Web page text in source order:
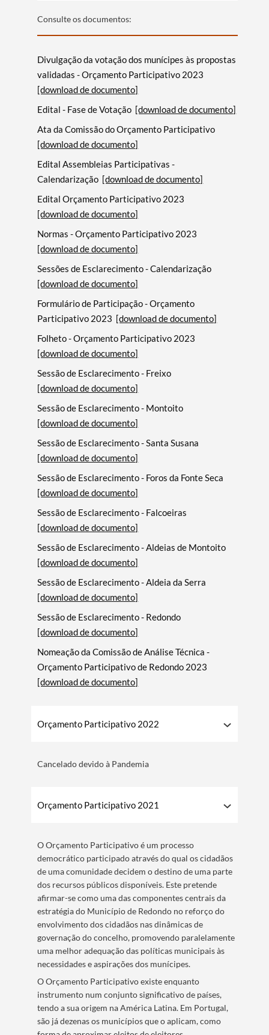
Categorias gerais
Filtros
Consulte os documentos:
Divulgação da votação dos munícipes às propostas
validadas - Orçamento Participativo 2023
[download de documento]
Edital - Fase de Votação [download de documento]
Ata da Comissão do Orçamento Participativo
[download de documento]
Edital Assembleias Participativas -
Calendarização [download de documento]
Edital Orçamento Participativo 2023
[download de documento]
Normas - Orçamento Participativo 2023
[download de documento]
Sessões de Esclarecimento - Calendarização
[download de documento]
Formulário de Participação - Orçamento
Participativo 2023 [download de documento]
Folheto - Orçamento Participativo 2023
[download de documento]
Sessão de Esclarecimento - Freixo
[download de documento]
Sessão de Esclarecimento - Montoito
[download de documento]
Sessão de Esclarecimento - Santa Susana
[download de documento]
Sessão de Esclarecimento - Foros da Fonte Seca
[download de documento]
Sessão de Esclarecimento - Falcoeiras
[download de documento]
Sessão de Esclarecimento - Aldeias de Montoito
[download de documento]
Sessão de Esclarecimento - Aldeia da Serra
[download de documento]
Sessão de Esclarecimento - Redondo
[download de documento]
Nomeação da Comissão de Análise Técnica -
Orçamento Participativo de Redondo 2023
[download de documento]
Orçamento Participativo 2022
Cancelado devido à Pandemia
Orçamento Participativo 2021
O Orçamento Participativo é um processo
democrático participado através do qual os cidadãos
de uma comunidade decidem o destino de uma parte
dos recursos públicos disponíveis. Este pretende
afirmar-se como uma das componentes centrais da
estratégia do Município de Redondo no reforço do
envolvimento dos cidadãos nas dinâmicas de
governação do concelho, promovendo paralelamente
uma melhor adequação das políticas municipais às
necessidades e aspirações dos munícipes.
O Orçamento Participativo existe enquanto
instrumento num conjunto significativo de países,
tendo a sua origem na América Latina. Em Portugal,
são já dezenas os municípios que o aplicam, como